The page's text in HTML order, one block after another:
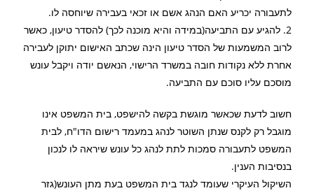
לתעבורה יכריע האם הנהג אשם או זכאי בעבירה שיוחסה לו.
2. להגיע עם התביעה(במידה והיא מוכנה לכך) להסדר טיעון, כאשר
לרוב המשמעות של הסדר טיעון הינה שכתב האישום יתוקן לעבירה
אחרת ללא נקודות חובה במשרד הרישוי, הנאשם יודה ויקבל עונש
מוסכם עליו סוכם עם התביעה.
חשוב לדעת שכאשר מוגשת בקשה להישפט, בית המשפט אינו
מוגבל רק לקנס שנתן השוטר לנהג במעמד רישום הדו"ח, לבית
המשפט לתעבורה סמכות לתת לנהג כל עונש שיראה לו לנכון
בנסיבות הענין.
השיקול העיקרי שעומד לנגד בית המשפט בעת מתן העונש(גזר